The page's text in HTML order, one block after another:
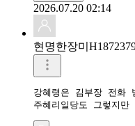
2026.07.20 02:14
현명한장미
강혜령은 김부장 전화
주혜리일당도 그렇지